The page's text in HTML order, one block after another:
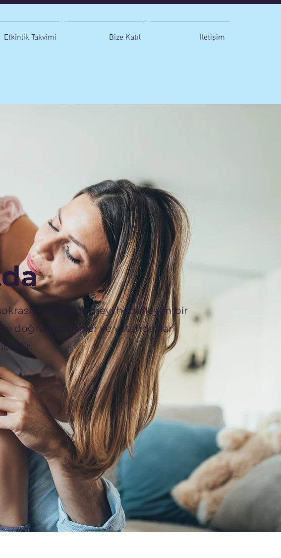
Etkinlik Takvimi Bize Katıl İletişim
güçlendirmeyi hedefleyen bir
doğrudan üyeler ve vatandaşlar